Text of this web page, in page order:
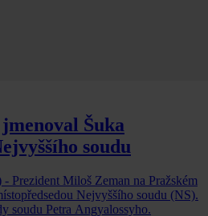
Šuka
soudu
Prezident Miloš Zeman na Pražském
Nejvyššího soudu (NS).
soudu Petra Angyalossyho.